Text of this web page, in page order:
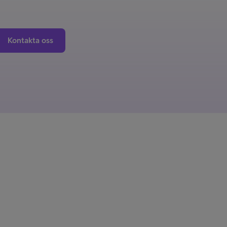
Kontakta oss